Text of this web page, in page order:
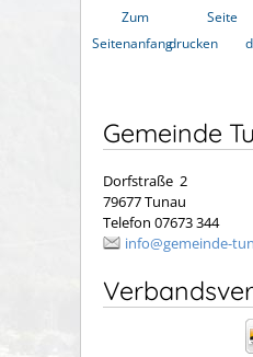
Zum
Seitenanfang
Seite
drucken
Gemeinde
Dorfstraße 2
79677 Tunau
Telefon 07673 344
info@gemeinde-